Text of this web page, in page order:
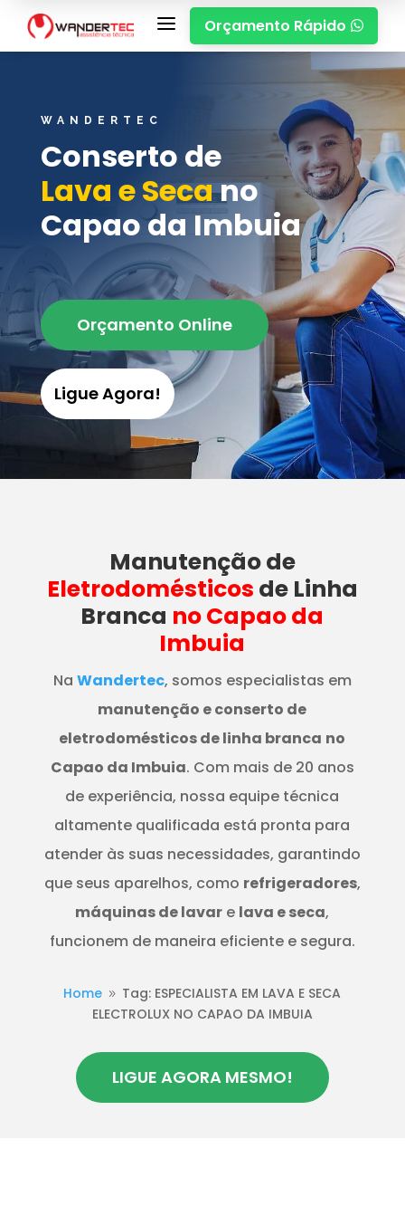
a Orçamento Rápido 
WANDERTEC
Conserto de
Lava e Secano
Capao da Imbuia
Orçamento Online
Ligue Agora!
Manutençãode
Eletrodomésticos de Linha
Branca no Capao da
Imbuia
Na Wandertec, somos especialistas em
manutenção e conserto de
eletrodomésticos de linha branca no
Capao da Imbuia. Com mais de 20 anos
de experiência, nossa equipe técnica
altamente qualificada está pronta para
atender às suas necessidades, garantindo
que seus aparelhos, como refrigeradores,
máquinas de lavar e lava e seca,
funcionem de maneira eficiente e segura.
Home 9 Tag: ESPECIALISTA EM LAVA E SECA
ELECTROLUX NO CAPAO DA IMBUIA
LIGUE AGORA MESMO!